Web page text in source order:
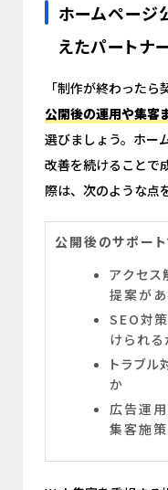
ホームページ
えたパートナ
「制作が終わったら
公開後の運用や集客
選びましょう。ホー
改善を続けることで
際は、次のような点
公開後のサポー
アクセス
提案が
SEO対
けられる
トラブ
か
広告運用
集客施